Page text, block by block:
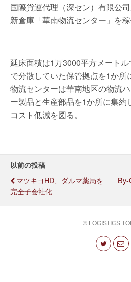
国際貨運代理（深セン）有限公
新倉庫「華南物流センター」を
延床面積は1万3000平方メート
で分散していた保管拠点を1か所
物流センターは華南地区の物流
ー製品と生産部品を1か所に集約
コスト低減を図る。
以前の投稿
マツキヨHD、ダルマ薬局を
完全子会社化
By-
© LOGISTICS